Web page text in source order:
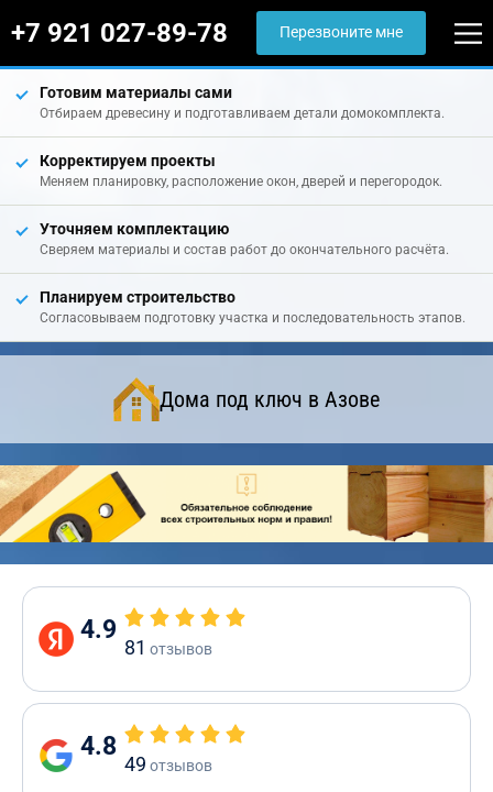
+7 921 027-89-78 Перезвоните мне
Готовим материалы сами
Отбираем древесину и подготавливаем детали домокомплекта.
Корректируем проекты
Меняем планировку, расположение окон, дверей и перегородок.
Уточняем комплектацию
Сверяем материалы и состав работ до окончательного расчёта.
Планируем строительство
Согласовываем подготовку участка и последовательность этапов.
Дома под ключ в Азове
4.9
81 отзывов
4.8
49 отзывов